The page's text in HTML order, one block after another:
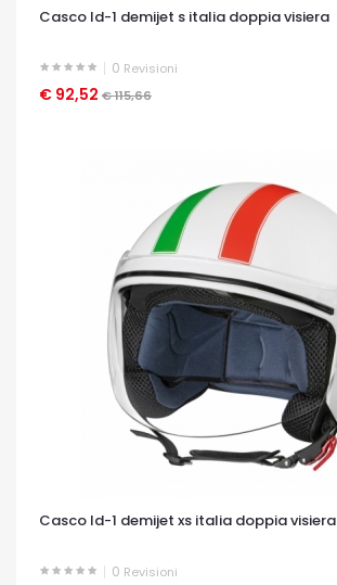
Casco ld-1 demijet s italia doppia visiera
0 Revisioni
€ 92,52 € 115,66
OCCHIATA VELOCE
Casco ld-1 demijet xs italia doppia visiera
0 Revisioni